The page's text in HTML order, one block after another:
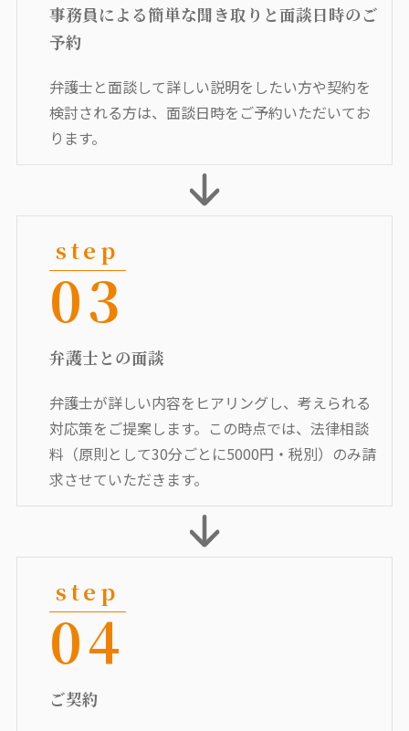
事務員による簡単な聞き取りと面談日時のご
予約
弁護士と面談して詳しい説明をしたい方や契約を
検討される方は、面談日時をご予約いただいてお
ります。
03
弁護士との面談
弁護士が詳しい内容をヒアリングし、考えられる
対応策をご提案します。この時点では、法律相談
料（原則として30分ごとに5000円・税別）のみ請
求させていただきます。
04
ご契約